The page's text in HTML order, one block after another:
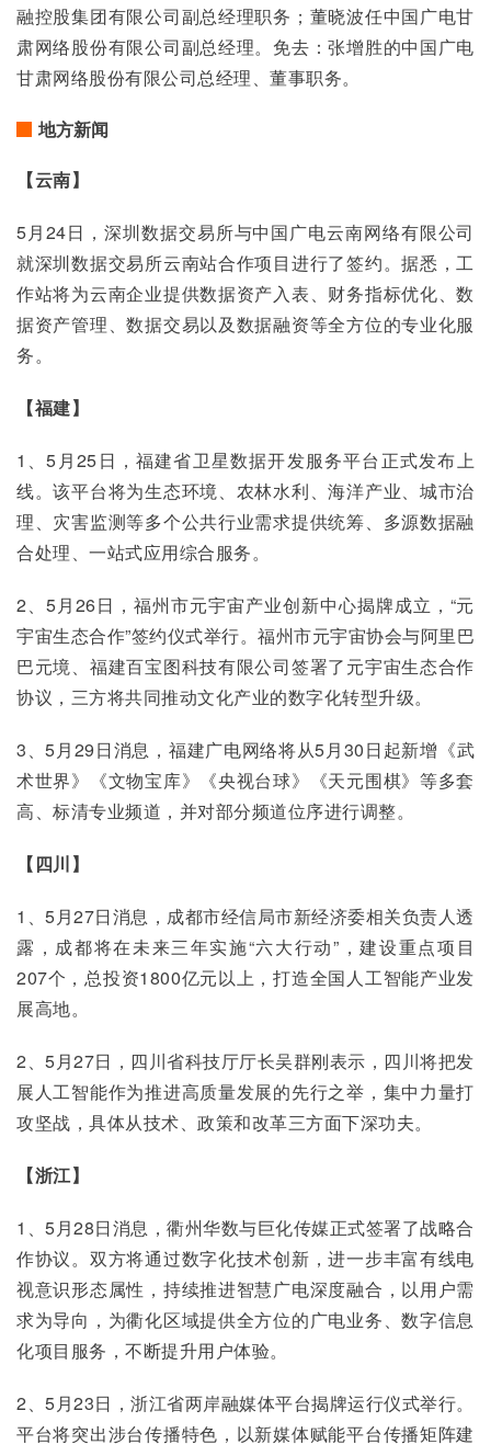
融控股集团有限公司副总经理职务；董晓波任中国广电甘
肃网络股份有限公司副总经理。免去：张增胜的中国广电
甘肃网络股份有限公司总经理、董事职务。
地方新闻
【云南】
5月24日，深圳数据交易所与中国广电云南网络有限公司
就深圳数据交易所云南站合作项目进行了签约。据悉，工
作站将为云南企业提供数据资产入表、财务指标优化、数
据资产管理、数据交易以及数据融资等全方位的专业化服
务。
【福建】
1、5月25日，福建省卫星数据开发服务平台正式发布上
线。该平台将为生态环境、农林水利、海洋产业、城市治
理、灾害监测等多个公共行业需求提供统筹、多源数据融
合处理、一站式应用综合服务。
2、5月26日，福州市元宇宙产业创新中心揭牌成立，“元
宇宙生态合作”签约仪式举行。福州市元宇宙协会与阿里巴
巴元境、福建百宝图科技有限公司签署了元宇宙生态合作
协议，三方将共同推动文化产业的数字化转型升级。
3、5月29日消息，福建广电网络将从5月30日起新增《武
术世界》《文物宝库》《央视台球》《天元围棋》等多套
高、标清专业频道，并对部分频道位序进行调整。
【四川】
1、5月27日消息，成都市经信局市新经济委相关负责人透
露，成都将在未来三年实施“六大行动”，建设重点项目
207个，总投资1800亿元以上，打造全国人工智能产业发
展高地。
2、5月27日，四川省科技厅厅长吴群刚表示，四川将把发
展人工智能作为推进高质量发展的先行之举，集中力量打
攻坚战，具体从技术、政策和改革三方面下深功夫。
【浙江】
1、5月28日消息，衢州华数与巨化传媒正式签署了战略合
作协议。双方将通过数字化技术创新，进一步丰富有线电
视意识形态属性，持续推进智慧广电深度融合，以用户需
求为导向，为衢化区域提供全方位的广电业务、数字信息
化项目服务，不断提升用户体验。
2、5月23日，浙江省两岸融媒体平台揭牌运行仪式举行。
平台将突出涉台传播特色，以新媒体赋能平台传播矩阵建